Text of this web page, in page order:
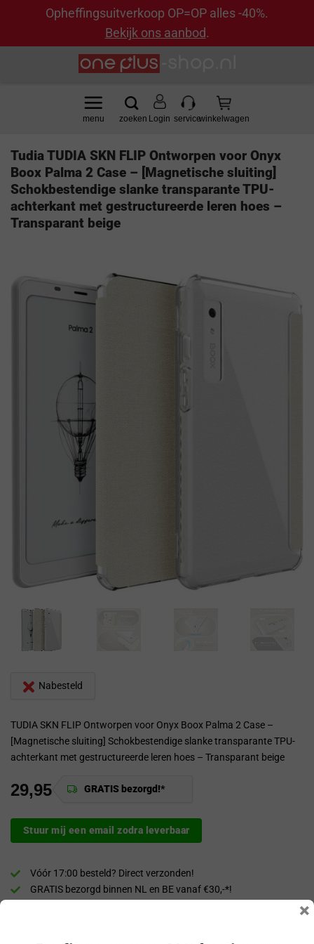
Opheffingsuitverkoop OP=OP alles -40%.
Bekijk ons aanbod.
Login
Tudia TUDIA SKN FLIP Ontworpen voor Onyx
Boox Palma 2 Case – [Magnetische sluiting]
Schokbestendige slanke transparante TPU-
achterkant met gestructureerde leren hoes –
Transparant beige
Nabesteld
TUDIA SKN FLIP Ontworpen voor Onyx Boox Palma 2 Case –
[Magnetische sluiting] Schokbestendige slanke transparante TPU-
achterkant met gestructureerde leren hoes – Transparant beige
GRATIS bezorgd!*
29,95
Stuur mij een email zodra leverbaar
Vóór 17:00 besteld? Direct verzonden!
GRATIS bezorgd binnen NL en BE vanaf €30,-*!
×